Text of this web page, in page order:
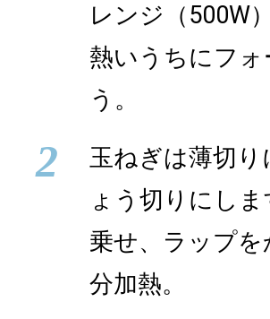
レンジ（500W
熱いうちにフ
う。
2
玉ねぎは薄切
ょう切りにし
乗せ、ラップ
分加熱。